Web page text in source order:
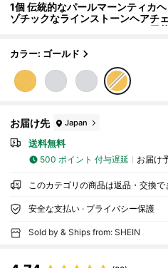
1個 伝統的なパールマーンティカ
ゾチックなラインストーンヘアチ
ークなステージパフォーマンス用
カラー: ゴールド
お届け先 Japan
送料無料
500 ポイント 付与遅延 お届け
このカテゴリの商品は返品・交換で
安全な支払い · プライバシー保護
Sold by & Ships from: SHEIN